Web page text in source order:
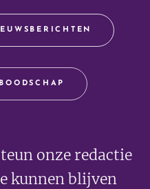
onze redactie
kunnen blijven